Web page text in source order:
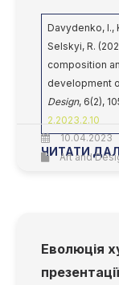
Davydenko, I.,
Selskyi, R.
composition
development
Design, 6(2),
2.2023.2.10
ЧИТАТИ
10.04.2023
Art and
Еволюція